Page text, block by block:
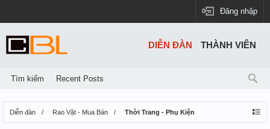
Đăng nhập
Diễn đàn Rao Vặt - Mua Bán Thời Trang - Phụ Kiện
DIỄN ĐÀN
Tìm kiếm Recent Posts
THÀNH VIÊN